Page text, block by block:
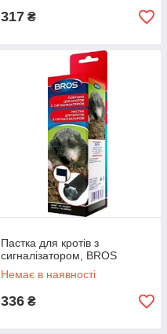
317 ₴
Пастка для кротів з
сигналізатором, BROS
Немає в наявності
336 ₴